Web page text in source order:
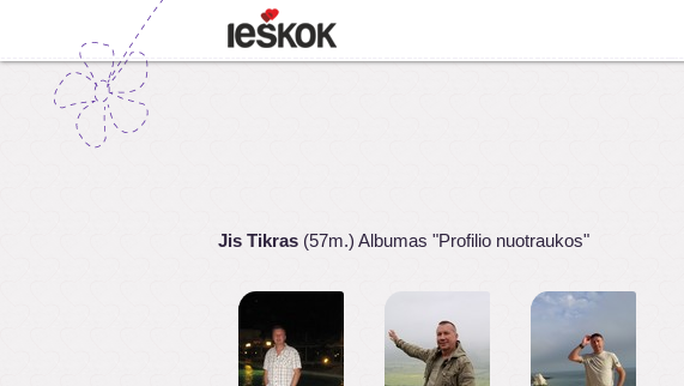
Jis Tikras (57m.) Albumas "Profilio nuotraukos"